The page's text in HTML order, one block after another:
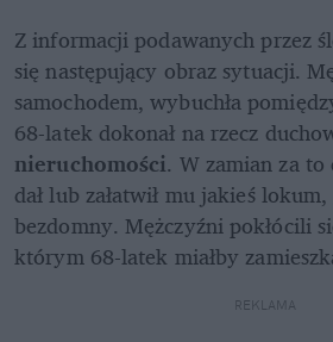
Z informacji podawanych przez
się następujący obraz sytuacji.
samochodem, wybuchła
68-latek dokonał na rzecz
nieruchomości. W zamian za to
dał lub załatwił mu jakieś
bezdomny. Mężczyźni pokłócili
którym 68-latek miałby
REKLAMA